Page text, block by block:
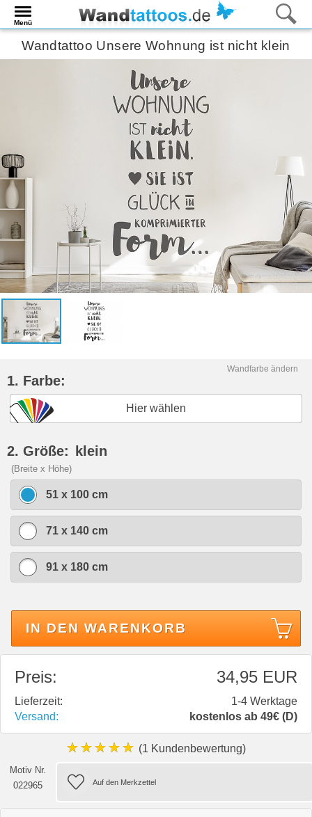
Menü
Wandtattoo Unsere Wohnung ist nicht klein
Wandfarbe ändern
1. Farbe:
Hier wählen
2. Größe: klein
(Breite x Höhe)
51 x 100 cm
71 x 140 cm
91 x 180 cm
IN DEN WARENKORB
Preis: 34,95 EUR
Lieferzeit:
1-4 Werktage
Versand:
kostenlos ab 49€ (D)
★★★★★ (1 Kundenbewertung)
Motiv Nr.
022965